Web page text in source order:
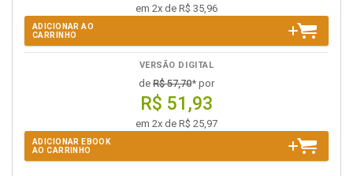
em 2x de R$ 35,96
ADICIONAR AO
CARRINHO
VERSÃO DIGITAL
de R$ 57,70* por
R$ 51,93
em 2x de R$ 25,97
ADICIONAR EBOOK
AO CARRINHO